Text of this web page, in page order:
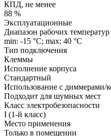
КПД, не менее
88 %
Эксплуатационные
Диапазон рабочих температур
min: -15 °C; max: 40 °C
Тип подключения
Клеммы
Исполнение корпуса
Стандартный
Использование с
Подходит для шумных мест
Класс электробезопасности
I (1-й класс)
Место применения
Только в помещении